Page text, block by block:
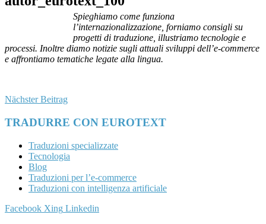
Spieghiamo come funziona
l’internazionalizzazione, forniamo consigli su
progetti di traduzione, illustriamo tecnologie e
processi. Inoltre diamo notizie sugli attuali sviluppi dell’e-commerce
e affrontiamo tematiche legate alla lingua.
Nächster Beitrag
TRADURRE CON EUROTEXT
Traduzioni specializzate
Tecnologia
Blog
Traduzioni per l’e-commerce
Traduzioni con intelligenza artificiale
Facebook Xing Linkedin